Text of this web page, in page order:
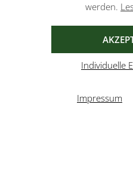
werden.
Individuelle
Impressum